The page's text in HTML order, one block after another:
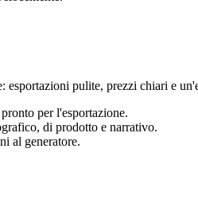
esportazioni pulite, prezzi chiari e
per l'esportazione.
di prodotto e narrativo.
al generatore.